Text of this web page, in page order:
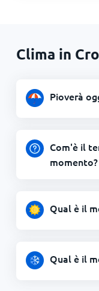
Clima in
Pioverà
Com'è il
momento?
Qual è il
Qual è il